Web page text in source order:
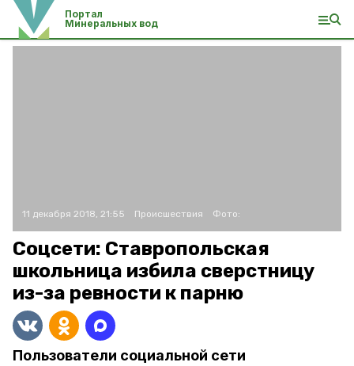
Портал
Минеральных вод
11 декабря 2018, 21:55 Происшествия Фото:
Соцсети: Ставропольская
школьница избила сверстницу
из-за ревности к парню
Пользователи социальной сети